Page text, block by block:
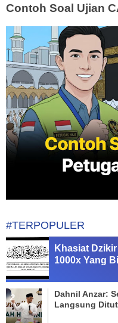
Contoh Soal Ujian
#TERPOPULER
Khasiat
1000x Yang
Dahnil Anzar:
Langsung